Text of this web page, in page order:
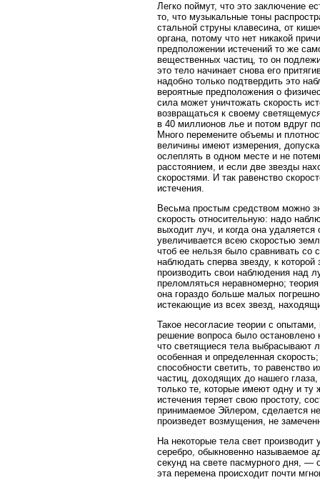
Легко поймут, что это заключение
то, что музыкальные тоны
стальной струны клавесина, от
органа, потому что нет никакой
предположении истечений то же
вещественных частиц, то он
это тело начинает снова его
надобно только подтвердить это
вероятные предположения о
сила может уничтожать скорость
возвращаться к своему
в 40 миллионов лье и потом вдруг
Много перемените объемы и
величины имеют измерения,
ослеплять в одном месте и не
расстоянием, и если две звезды
скоростями. И так равенство
истечения.
Весьма простым средством можно
скорость относительную: надо
выходит луч, и когда она
увеличивается всею скоростью
чтоб ее нельзя было сравнивать со
наблюдать сперва звезду, к
производить свои наблюдения над
преломляться неравномерно;
она гораздо больше малых
истекающие из всех звезд,
Такое несогласие теории с
решение вопроса было
что светящиеся тела выбрасывают
особенная и определенная
способности светить, то равенство
частиц, доходящих до нашего
только те, которые имеют одну и ту
истечения теряет свою простоту,
принимаемое Эйлером, сделается
произведет возмущения, не
На некоторые тела свет
серебро, обыкновенно называемое
секунд на свете пасмурного дня, —
эта перемена происходит почти